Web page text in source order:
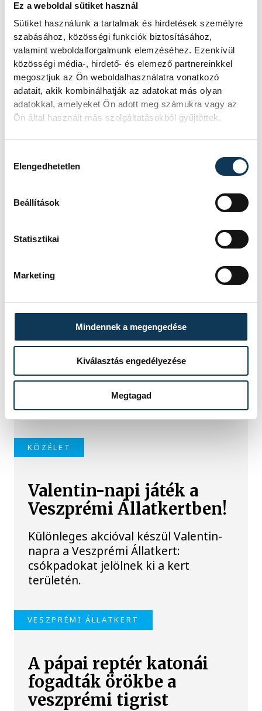
Ez a weboldal sütiket használ
Sütiket használunk a tartalmak és hirdetések személyre
szabásához, közösségi funkciók biztosításához,
valamint weboldalforgalmunk elemzéséhez. Ezenkívül
közösségi média-, hirdető- és elemező partnereinkkel
megosztjuk az Ön weboldalhasználatra vonatkozó
adatait, akik kombinálhatják az adatokat más olyan
adatokkal, amelyeket Ön adott meg számukra vagy az
Ön által használt más szolgáltatásokból gyűjtöttek.
Elengedhetetlen
Beállítások
Statisztikai
Marketing
Mindennek a megengedése
Kiválasztás engedélyezése
Megtagad
Strucctojások díszítik az
állatkert tojásfáját
A hagyományokhoz hűen idén is
strucctojásokkal díszítették a húsvéti
tojásfákat a Veszprémi Állatkertben.
KÖZÉLET
Valentin-napi játék a
Veszprémi Állatkertben!
Különleges akcióval készül Valentin-
napra a Veszprémi Állatkert:
csókpadokat jelölnek ki a kert
területén.
VESZPRÉMI ÁLLATKERT
A pápai reptér katonái
fogadták örökbe a
veszprémi tigrist